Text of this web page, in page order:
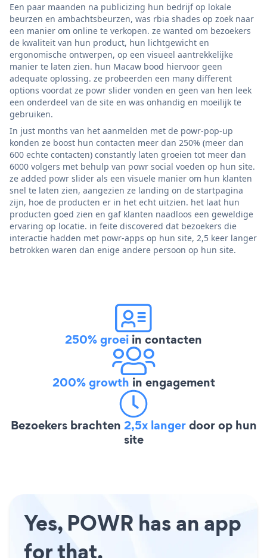
Een paar maanden na publicizing hun bedrijf op lokale
beurzen en ambachtsbeurzen, was rbia shades op zoek naar
een manier om online te verkopen. ze wanted om bezoekers
de kwaliteit van hun product, hun lichtgewicht en
ergonomische ontwerpen, op een visueel aantrekkelijke
manier te laten zien. hun Macaw bood hiervoor geen
adequate oplossing. ze probeerden een many different
options voordat ze powr slider vonden en geen van hen leek
een onderdeel van de site en was onhandig en moeilijk te
gebruiken.
In just months van het aanmelden met de powr-pop-up
konden ze boost hun contacten meer dan 250% (meer dan
600 echte contacten) constantly laten groeien tot meer dan
6000 volgers met behulp van powr social voeden op hun site.
ze added powr slider als een visuele manier om hun klanten
snel te laten zien, aangezien ze landing on de startpagina
zijn, hoe de producten er in het echt uitzien. het laat hun
producten goed zien en gaf klanten naadloos een geweldige
ervaring op locatie. in feite discovered dat bezoekers die
interactie hadden met powr-apps op hun site, 2,5 keer langer
betrokken waren dan enige andere persoon op hun site.
250% groei in contacten
200% growth in engagement
Bezoekers brachten 2,5x langerdoor op hun
site
Yes, POWR has an app
for that.